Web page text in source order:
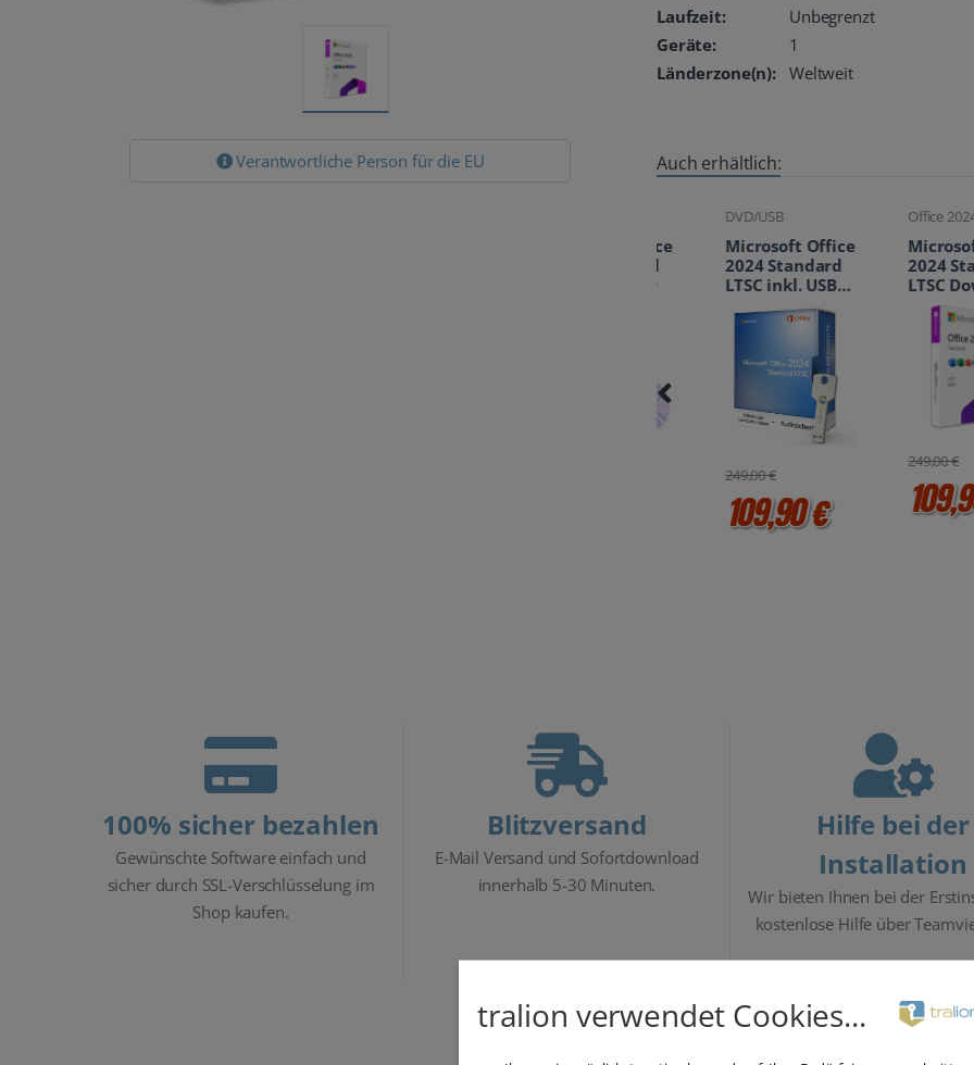
Verantwortliche Person für die EU
Laufzeit:
Unbegrenzt
Geräte:
1
Länderzone(n):
Weltweit
Auch erhältlich:
DVD/USB
Microsoft Office
2024 Standard
LTSC inkl. USB-
249,00 €
109,90 €
Office 2024
Microsoft
2024
LTSC
249,00 €
109,90 €
100% sicher bezahlen
Gewünschte Software einfach und
sicher durch SSL-Verschlüsselung im
Shop kaufen.
Blitzversand
E-Mail Versand und Sofortdownload
innerhalb 5-30 Minuten.
Hilfe bei der
Installation
Wir bieten Ihnen bei der
kostenlose Hilfe über
tralion verwendet Cookies...